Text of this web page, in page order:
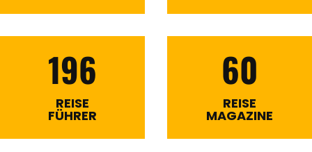
196
REISE
FÜHRER
60
REISE
MAGAZINE